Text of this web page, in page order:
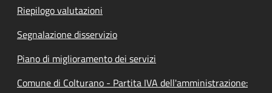
Riepilogo valutazioni
Segnalazione disservizio
Piano di miglioramento dei servizi
Comune di Colturano - Partita IVA dell'amministrazione: